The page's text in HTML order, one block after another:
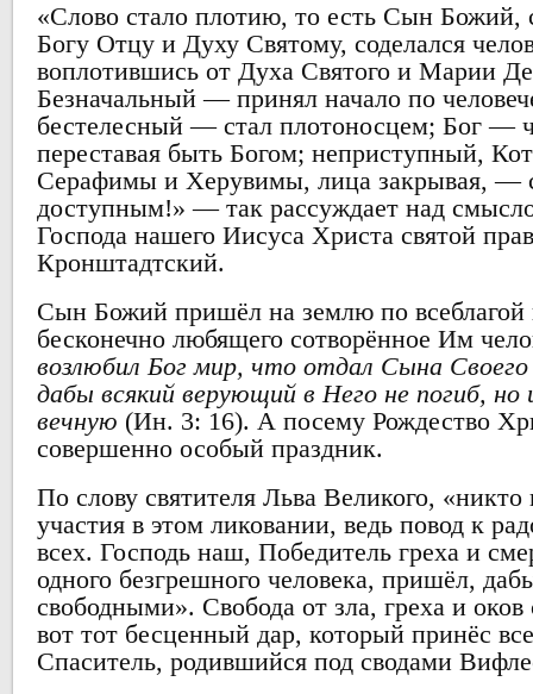
«Слово стало плотию, то есть Сын Божий,
Богу Отцу и Духу Святому, соделался
воплотившись от Духа Святого и Марии
Безначальный — принял начало по
бестелесный — стал плотоносцем; Бог —
переставая быть Богом; неприступный,
Серафимы и Херувимы, лица закрывая, —
доступным!» — так рассуждает над
Господа нашего Иисуса Христа святой
Кронштадтский.
Сын Божий пришёл на землю по всеблагой
бесконечно любящего сотворённое Им
возлюбил Бог мир, что отдал Сына Своего
дабы всякий верующий в Него не погиб, но
вечную (Ин. 3: 16). А посему Рождество
совершенно особый праздник.
По слову святителя Льва Великого, «никто
участия в этом ликовании, ведь повод к
всех. Господь наш, Победитель греха и
одного безгрешного человека, пришёл,
свободными». Свобода от зла, греха и
вот тот бесценный дар, который принёс
Спаситель, родившийся под сводами